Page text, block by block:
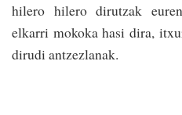
hilero hilero dirutzak
elkarri mokoka hasi dira,
dirudi antzezlanak.